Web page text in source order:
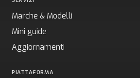
Marche & Modelli
Mini guide
Aggiornamenti
PIATTAFORMA